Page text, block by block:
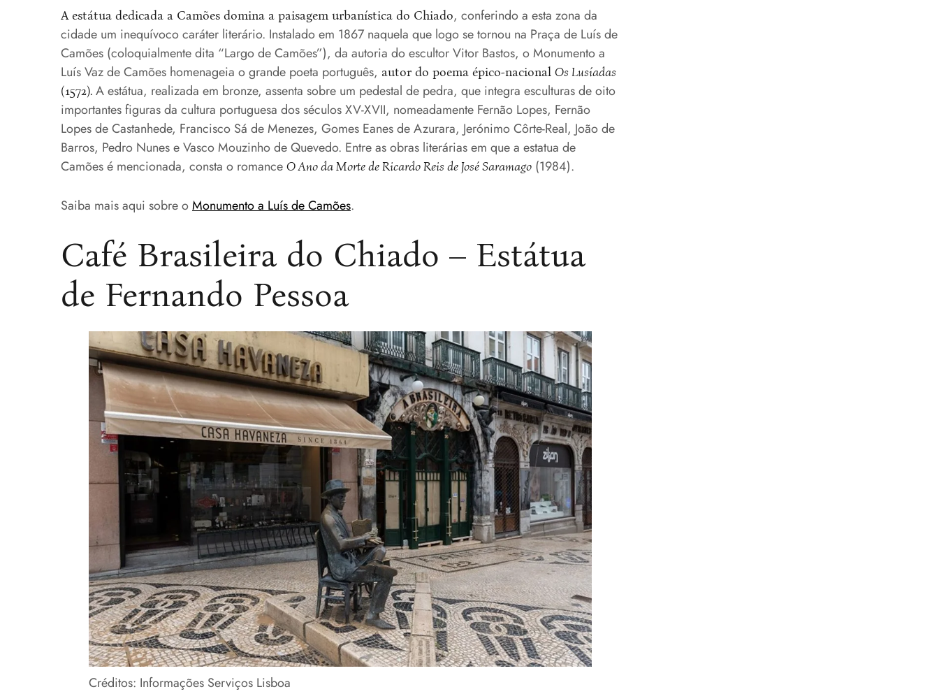
A estátua dedicada a Camões domina a paisagem urbanística do Chiado, conferindo a esta zona da
cidade um inequívoco caráter literário. Instalado em 1867 naquela que logo se tornou na Praça de Luís de
Camões (coloquialmente dita “Largo de Camões”), da autoria do escultor Vitor Bastos, o Monumento a
Luís Vaz de Camões homenageia o grande poeta português, autor do poema épico-nacional Os Lusíadas
(1572). A estátua, realizada em bronze, assenta sobre um pedestal de pedra, que integra esculturas de oito
importantes figuras da cultura portuguesa dos séculos XV-XVII, nomeadamente Fernão Lopes, Fernão
Lopes de Castanhede, Francisco Sá de Menezes, Gomes Eanes de Azurara, Jerónimo Côrte-Real, João de
Barros, Pedro Nunes e Vasco Mouzinho de Quevedo. Entre as obras literárias em que a estatua de
Camões é mencionada, consta o romance O Ano da Morte de Ricardo Reis de José Saramago (1984).
Saiba mais aqui sobre oMonumento a Luís de Camões.
Café Brasileira do Chiado – Estátua
de Fernando Pessoa
Créditos: Informações Serviços Lisboa